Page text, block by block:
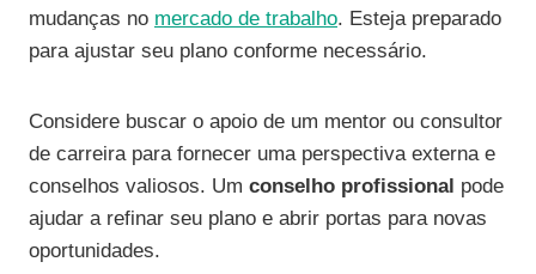
mudanças no mercado de trabalho. Esteja preparado
para ajustar seu plano conforme necessário.
Considere buscar o apoio de um mentor ou consultor
de carreira para fornecer uma perspectiva externa e
conselhos valiosos. Um conselho profissional pode
ajudar a refinar seu plano e abrir portas para novas
oportunidades.